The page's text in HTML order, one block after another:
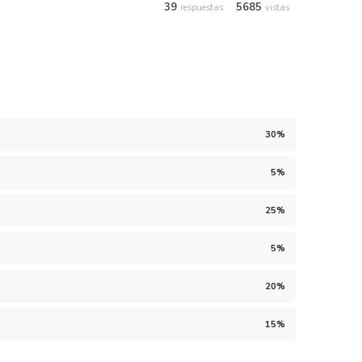
39 respuestas 5685 vistas
30%
5%
25%
5%
20%
15%